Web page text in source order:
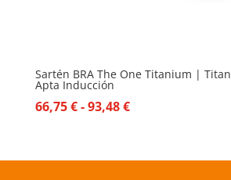
Sartén BRA The One Titanium |
Apta Inducción
66,75€-93,48€Rango